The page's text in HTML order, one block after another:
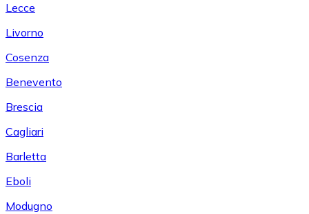
Lecce
Livorno
Cosenza
Benevento
Brescia
Cagliari
Barletta
Eboli
Modugno